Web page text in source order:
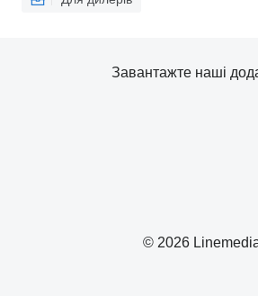
© 2026
Завантажте наші